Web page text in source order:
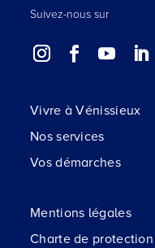
Suivez-nous sur
Vivre à Vénissieux
Nos services
Vos démarches
Mentions légales
Charte de